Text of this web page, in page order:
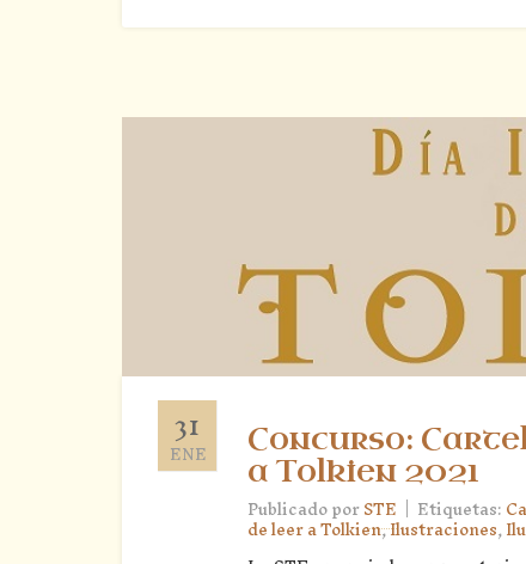
31
ENE
Concurso:
a Tolkien 2021
Publicado porSTE | Etiquetas:
de leer a Tolkien,Ilustraciones,